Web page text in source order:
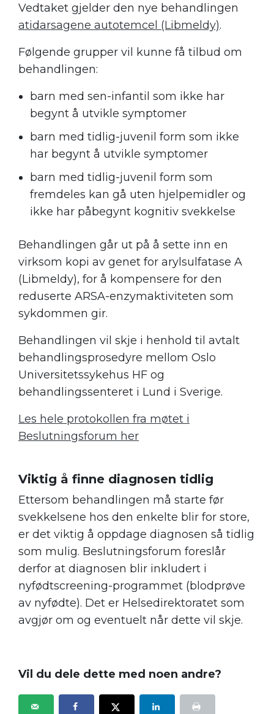
Vedtaket gjelder den nye behandlingen
atidarsagene autotemcel (Libmeldy).
Følgende grupper vil kunne få tilbud om
behandlingen:
barn med sen-infantil som ikke har
begynt å utvikle symptomer
barn med tidlig-juvenil form som ikke
har begynt å utvikle symptomer
barn med tidlig-juvenil form som
fremdeles kan gå uten hjelpemidler og
ikke har påbegynt kognitiv svekkelse
Behandlingen går ut på å sette inn en
virksom kopi av genet for arylsulfatase A
(Libmeldy), for å kompensere for den
reduserte ARSA-enzymaktiviteten som
sykdommen gir.
Behandlingen vil skje i henhold til avtalt
behandlingsprosedyre mellom Oslo
Universitetssykehus HF og
behandlingssenteret i Lund i Sverige.
Les hele protokollen fra møtet i
Beslutningsforum her
Viktig å finne diagnosen tidlig
Ettersom behandlingen må starte før
svekkelsene hos den enkelte blir for store,
er det viktig å oppdage diagnosen så tidlig
som mulig. Beslutningsforum foreslår
derfor at diagnosen blir inkludert i
nyfødtscreening-programmet (blodprøve
av nyfødte). Det er Helsedirektoratet som
avgjør om og eventuelt når dette vil skje.
Vil du dele dette med noen andre?